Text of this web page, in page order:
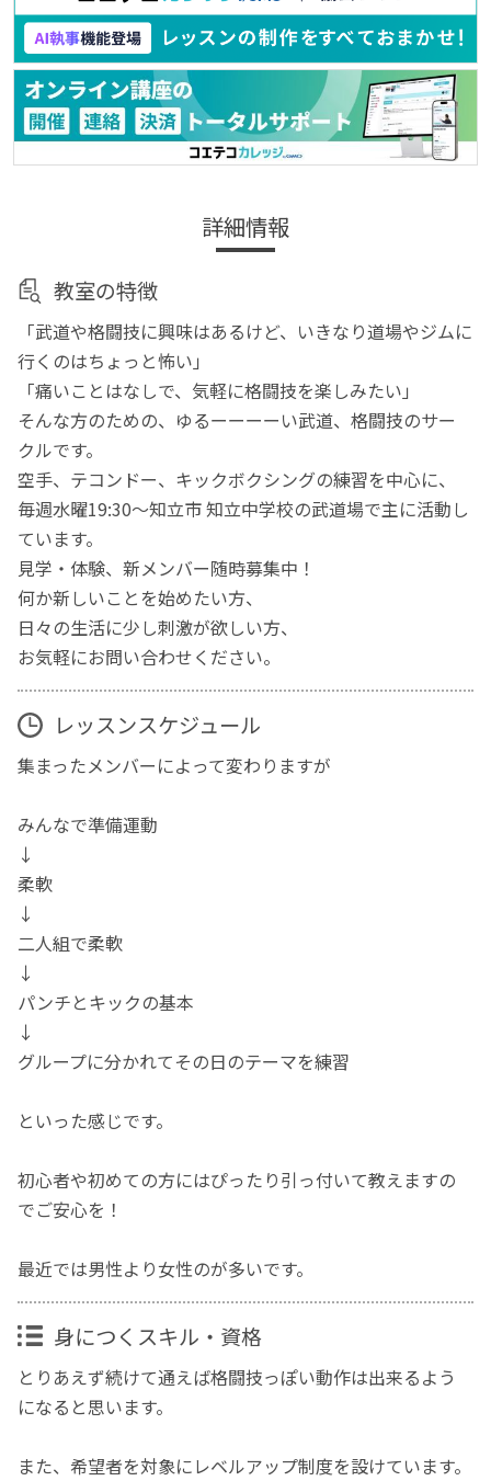
詳細情報
教室の特徴
「武道や格闘技に興味はあるけど、いきなり道場やジムに
行くのはちょっと怖い」
「痛いことはなしで、気軽に格闘技を楽しみたい」
そんな方のための、ゆるーーーーい武道、格闘技のサー
クルです。
空手、テコンドー、キックボクシングの練習を中心に、
毎週水曜19:30～知立市 知立中学校の武道場で主に活動し
ています。
見学・体験、新メンバー随時募集中！
何か新しいことを始めたい方、
日々の生活に少し刺激が欲しい方、
お気軽にお問い合わせください。
レッスンスケジュール
集まったメンバーによって変わりますが
みんなで準備運動
↓
柔軟
↓
二人組で柔軟
↓
パンチとキックの基本
↓
グループに分かれてその日のテーマを練習
といった感じです。
初心者や初めての方にはぴったり引っ付いて教えますの
でご安心を！
最近では男性より女性のが多いです。
身につくスキル・資格
とりあえず続けて通えば格闘技っぽい動作は出来るよう
になると思います。
また、希望者を対象にレベルアップ制度を設けています。